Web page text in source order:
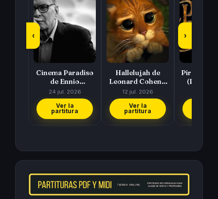
‹
Cinema Paradiso
de Ennio
Morricone
24 jul. 2026
Ver la
partitura
Hallelujah de
Leonard Cohen y
Rufus Wainwright
12 jul. 2026
Ver la
partitura
Piratas
(Pirates
Hans
›